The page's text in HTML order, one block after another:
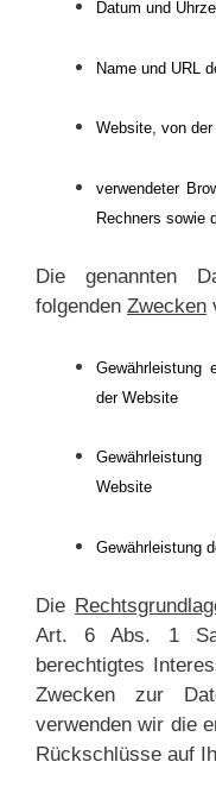
Datum und
Name und URL
Website, von
verwendeter
Rechners sowie
Die genannten
folgenden Zwecken
Gewährleistung
der Website
Website
Gewährleistung
Die
Art. 6 Abs. 1
berechtigtes
Zwecken zur
verwenden wir die
Rückschlüsse auf